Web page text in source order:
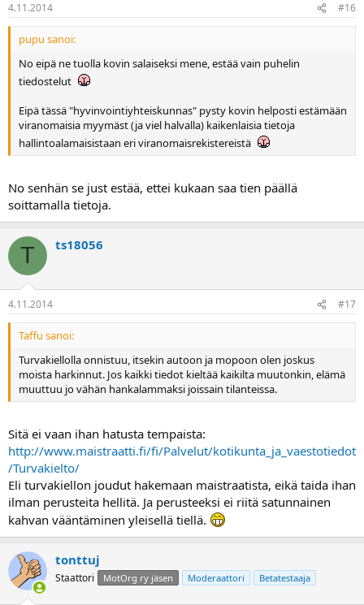
4.11.2014 #16
pupu sanoi:
No eipä ne tuolla kovin salaiseksi mene, estää vain puhelin
tiedostelut
Eipä tässä "hyvinvointiyhteiskunnas" pysty kovin helposti estämään
viranomaisia myymäst (ja viel halvalla) kaikenlaisia tietoja
hallintoalamaisistaan eri viranomaisrekistereistä
No senhän se just estää, ettei kukaan saa tien päällä
soittamalla tietoja.
T ts18056
4.11.2014 #17
Taffu sanoi:
Turvakiellolla onnistuu, itsekin autoon ja mopoon olen joskus
moista harkinnut. Jos kaikki tiedot kieltää kaikilta muutonkin, elämä
muuttuu jo vähän hankalammaksi joissain tilanteissa.
Sitä ei vaan ihan hatusta tempaista:
http://www.maistraatti.fi/fi/Palvelut/kotikunta_ja_vaestotiedot
/Turvakielto/
Eli turvakiellon joudut hakemaan maistraatista, eikä taida ihan
ilman perusteita hellitä. Ja perusteeksi ei riitä satunnainen
kahvan vääntäminen yleisellä tiellä.
tonttuj
Staattori MotOrg ry jäsen Moderaattori Betatestaaja